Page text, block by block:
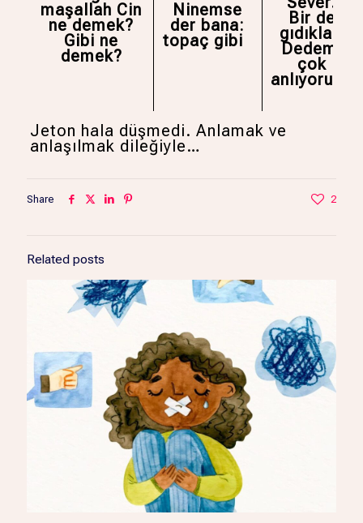
maşallah Cin
ne demek?
Gibi ne
demek?
Ninemse
der bana:
topaç gibi
Bir de
gıdıklar.
Dedemi
çok
anlıyorum.
Jeton hala düşmedi. Anlamak ve
anlaşılmak dileğiyle…
Share 2
Related posts